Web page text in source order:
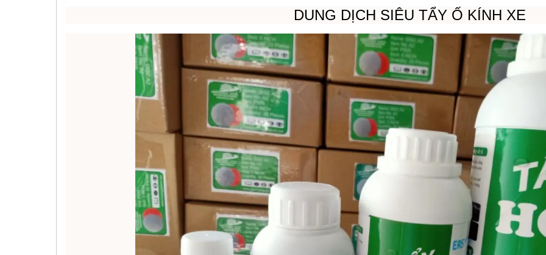
DUNG DỊCH SIÊU TẨY Ố KÍNH XE